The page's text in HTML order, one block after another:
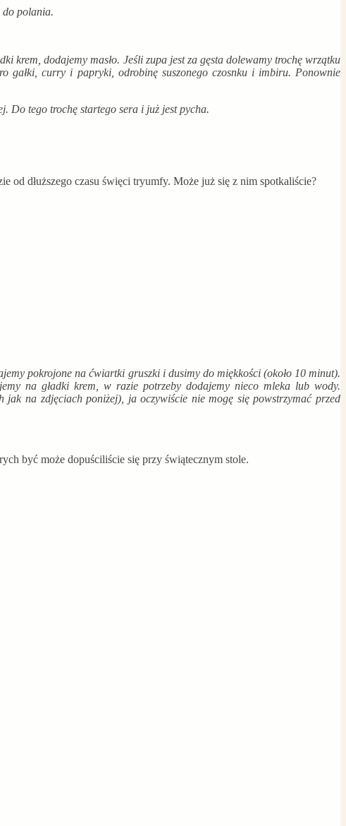
do polania.
krem, dodajemy masło. Jeśli zupa jest za gęsta dolewamy trochę wrzątku
gałki, curry i papryki, odrobinę suszonego czosnku i imbiru. Ponownie
Do tego trochę startego sera i już jest pycha.
od dłuższego czasu święci tryumfy. Może już się z nim spotkaliście?
pokrojone na ćwiartki gruszki i dusimy do miękkości (około 10 minut).
na gładki krem, w razie potrzeby dodajemy nieco mleka lub wody.
na zdjęciach poniżej), ja oczywiście nie mogę się powstrzymać przed
być może dopuściliście się przy świątecznym stole.